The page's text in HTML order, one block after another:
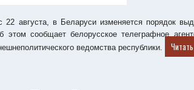
22 августа, в Беларуси изменяется порядок
этом сообщает белорусское телеграфное
ведомства республики.